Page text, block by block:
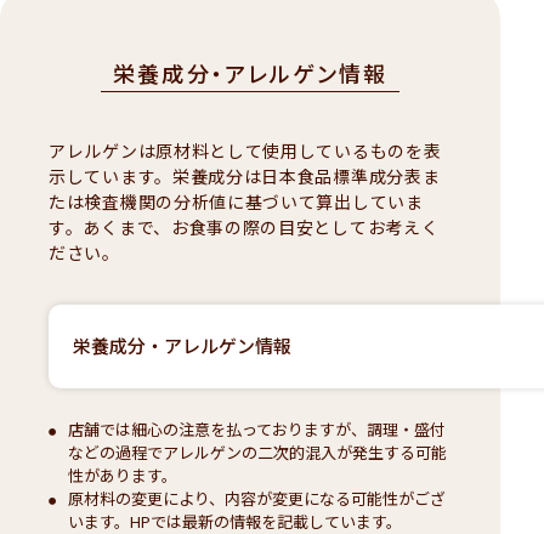
栄養成分・アレルゲン情報
アレルゲンは原材料として使用しているものを表
示しています。栄養成分は日本食品標準成分表ま
たは検査機関の分析値に基づいて算出していま
す。あくまで、お食事の際の目安としてお考えく
ださい。
栄養成分・アレルゲン情報
店舗では細心の注意を払っておりますが、調理・盛付
などの過程でアレルゲンの二次的混入が発生する可能
性があります。
原材料の変更により、内容が変更になる可能性がござ
います。HPでは最新の情報を記載しています。